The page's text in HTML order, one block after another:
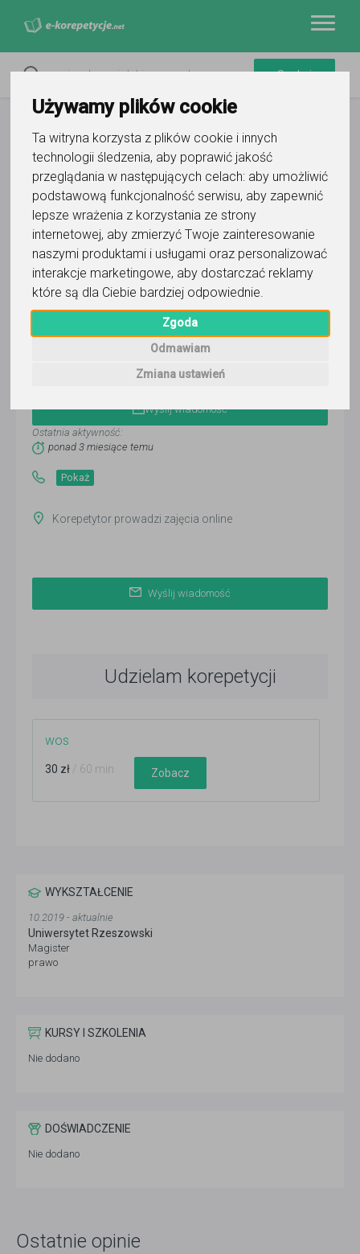
Używamy plików cookie
Ta witryna korzysta z plików cookie i innych
technologii śledzenia, aby poprawić jakość
przeglądania w następujących celach: aby umożliwić
podstawową funkcjonalność serwisu, aby zapewnić
lepsze wrażenia z korzystania ze strony
internetowej, aby zmierzyć Twoje zainteresowanie
naszymi produktami i usługami oraz personalizować
interakcje marketingowe, aby dostarczać reklamy
które są dla Ciebie bardziej odpowiednie.
Zgoda
Odmawiam
Zmiana ustawień
Wyślij wiadomość
Ostatnia aktywność:
ponad 3 miesiące temu
Pokaż
Korepetytor prowadzi zajęcia online
Wyślij wiadomość
Udzielam korepetycji
wos
30 zł / 60 min Zobacz
WYKSZTAŁCENIE
10.2019 - aktualnie
Uniwersytet Rzeszowski
Magister
prawo
KURSY I SZKOLENIA
Nie dodano
DOŚWIADCZENIE
Nie dodano
Ostatnie opinie